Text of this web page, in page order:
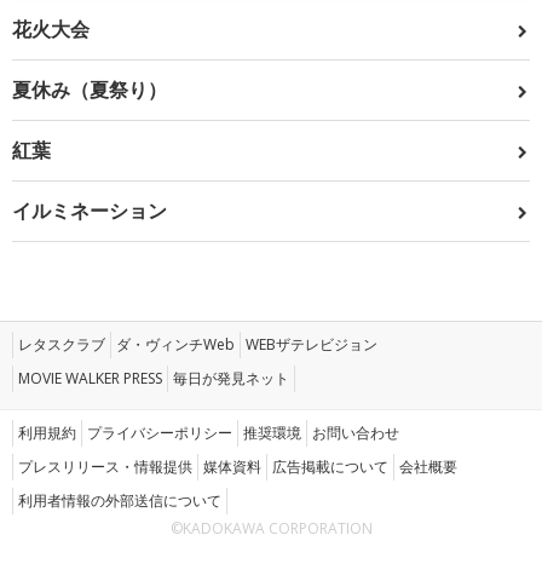
花火大会
夏休み（夏祭り）
紅葉
イルミネーション
レタスクラブ ダ・ヴィンチWeb WEBザテレビジョン
MOVIE WALKER PRESS 毎日が発見ネット
利用規約 プライバシーポリシー 推奨環境 お問い合わせ
プレスリリース・情報提供 媒体資料 広告掲載について 会社概要
利用者情報の外部送信について
©KADOKAWA CORPORATION